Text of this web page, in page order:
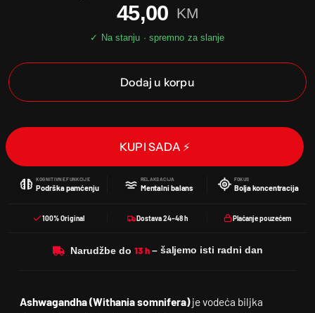
45,00 KM
Dodaj u korpu
KUPI SADA ⚡
KOGNITIVNE FUNKCIJE
Podrška pamćenju
RELAKSACIJA
Mentalni balans
FOKUS
Bolja koncentracija
100% Original Dostava 24–48 h Plaćanje pouzećem
Narudžbe do
Ashwagandha (Withania somnifera)je vodeća biljka